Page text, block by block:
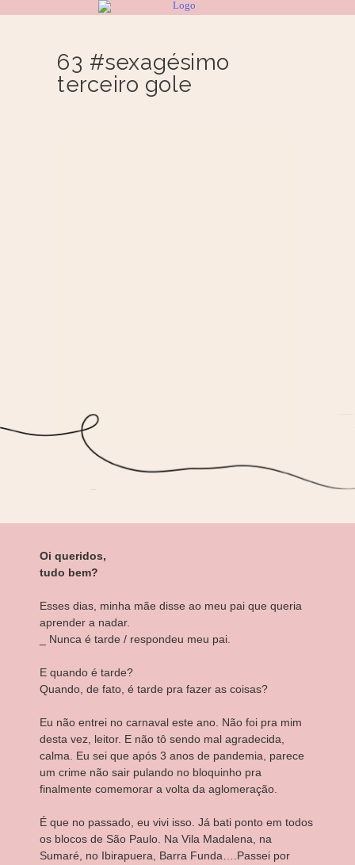
63 #sexagésimo
terceiro gole
Oi queridos,
tudo bem?
Esses dias, minha mãe disse ao meu pai que queria
aprender a nadar.
_ Nunca é tarde / respondeu meu pai.
E quando é tarde?
Quando, de fato, é tarde pra fazer as coisas?
Eu não entrei no carnaval este ano. Não foi pra mim
desta vez, leitor. E não tô sendo mal agradecida,
calma. Eu sei que após 3 anos de pandemia, parece
um crime não sair pulando no bloquinho pra
finalmente comemorar a volta da aglomeração.
É que no passado, eu vivi isso. Já bati ponto em todos
os blocos de São Paulo. Na Vila Madalena, na
Sumaré, no Ibirapuera, Barra Funda….Passei por